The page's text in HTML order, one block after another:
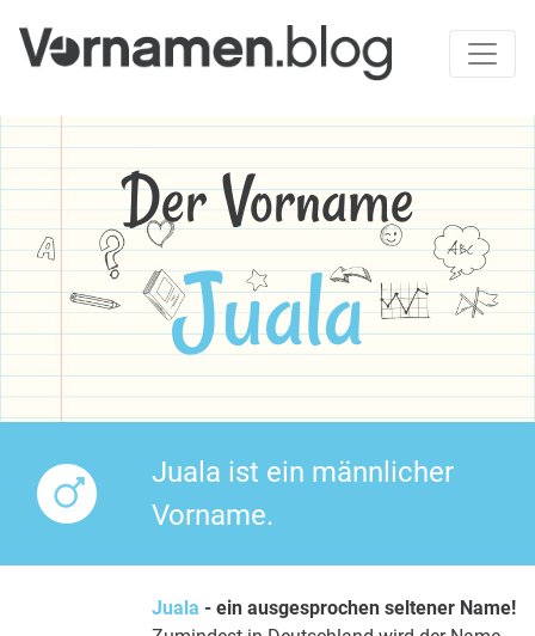
Der Vorname
Juala
Juala ist ein männlicher
Vorname.
Juala - ein ausgesprochen seltener Name!